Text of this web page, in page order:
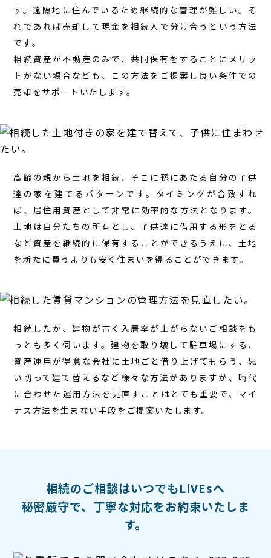
す。遠隔地に住んでいるため継続的な管理が難しい。そ
れであれば売却して現金を相続人で分け合うという方法
です。
相続資産が不動産のみで、共同保有をすることにメリッ
トがない場合なども、この方法をご提案し良い条件での
売却をサポートいたします。
高齢の親から土地を相続、そこに孫にあたる自分の子供
達の家を建てるパターンです。タイミングが合致すれ
ば、居住用資産として非常に効率的な方法となります。
土地は自分たちの所有とし、子供達に借用する形をとる
など資産を継続的に保有することができるうえに、土地
を新たに買うよりも安く住まいを得ることができます。
相続したが、建物が古く入居率が上がらないご相談をも
っとも多く伺います。建物を取り壊して駐車場にする、
資産運用が得意な会社に土地ごと借り上げてもらう、思
い切って建て替えるなど様々な方法がありますが、時代
に合わせた運用方法を見直すことはとても重要で、マイ
ナス方法を生まない手段をご提案いたします。
相続のご相談はいつでもLiVEsへ
秘密厳守で、丁寧な対応をお約束いたしま
す。